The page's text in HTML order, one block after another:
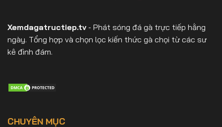
Xemdagatructiep.tv- Phát sóng đá gà trực tiếp hằng
ngày. Tổng hợp và chọn lọc kiến thức gà chọi từ các sư
kê đình đám.
CHUYÊN MỤC